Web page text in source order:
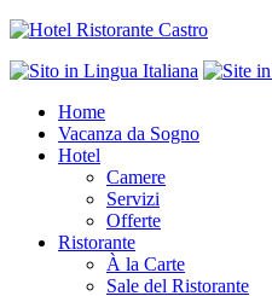
Home
Vacanza da Sogno
Hotel
Camere
Servizi
Offerte
Ristorante
À la Carte
Sale del Ristorante